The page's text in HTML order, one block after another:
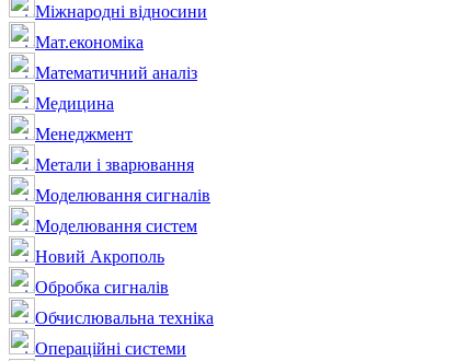
Міжнародні відносини
Мат.економіка
Математичний аналіз
Медицина
Менеджмент
Метали і зварювання
Моделювання сигналів
Моделювання систем
Новий Акрополь
Обробка сигналів
Обчислювальна техніка
Операційні системи